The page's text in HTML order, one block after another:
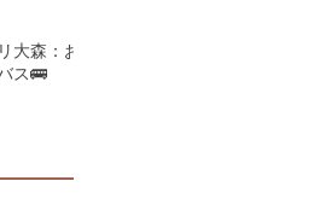
大森：お
ス🚌